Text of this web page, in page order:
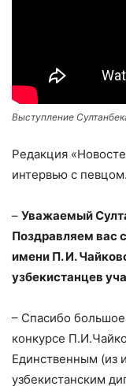
Выступление
Редакция
интервью с певцом.
– Уважаемый
Поздравляем вас
имени П. И.
узбекистанцев
– Спасибо
конкурсе
Единственным (из
узбекистанским